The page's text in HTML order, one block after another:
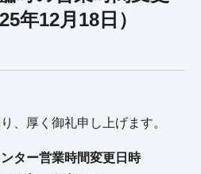
年12月18日）
、厚く御礼申し上げます。
ター営業時間変更日時